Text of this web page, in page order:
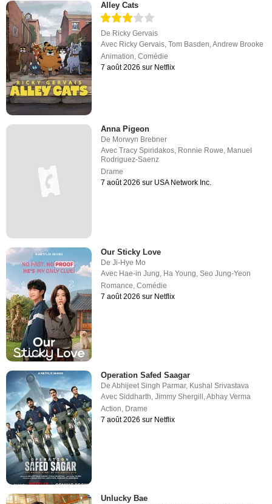
Alley Cats
De Ricky Gervais
Avec Ricky Gervais,Tom Basden,Andrew Brooke
Animation,Comédie
7 août 2026 sur Netflix
Anna Pigeon
De Morwyn Brebner
AvecTracy Spiridakos Ronnie Rowe Manuel
Rodriguez-Saenz
Drame
7 août 2026 sur USA Network Inc.
Our Sticky Love
DeJi-Hye Mo
Avec Hae-in Jung, Ha Young,Seo Jung-Yeon
Romance,Comédie
7 août 2026 sur Netflix
Operation Safed Saagar
DeAbhijeet Singh Parmar, Kushal Srivastava
AvecSiddharth,Jimmy Shergill ,Abhay Verma
Action, Drame
7 août 2026 sur Netflix
Unlucky Bae